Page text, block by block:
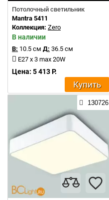
Потолочный светильник
Mantra 5411
Коллекция: Zero
В наличии
В: 10.5 см Д: 36.5 см
E27 x 3 max 20W
Цена: 5 413 Р.
Купить
130726